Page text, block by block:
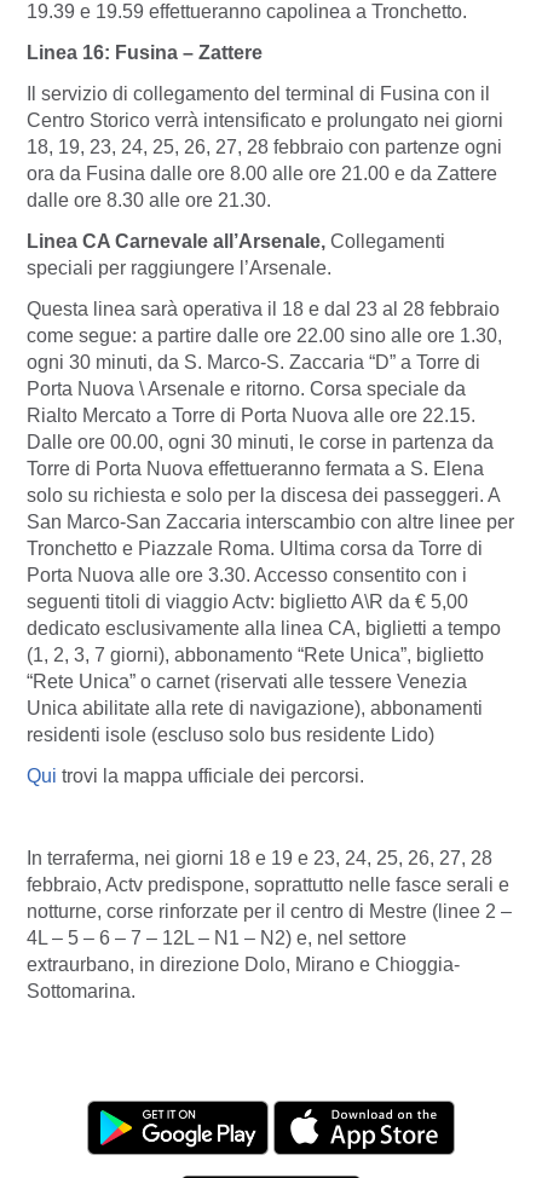
19.39 e 19.59 effettueranno capolinea a Tronchetto.
Linea 16: Fusina – Zattere
Il servizio di collegamento del terminal di Fusina con il
Centro Storico verrà intensificato e prolungato nei giorni
18, 19, 23, 24, 25, 26, 27, 28 febbraio con partenze ogni
ora da Fusina dalle ore 8.00 alle ore 21.00 e da Zattere
dalle ore 8.30 alle ore 21.30.
Linea CA Carnevale all’Arsenale, Collegamenti
speciali per raggiungere l’Arsenale.
Questa linea sarà operativa il 18 e dal 23 al 28 febbraio
come segue: a partire dalle ore 22.00 sino alle ore 1.30,
ogni 30 minuti, da S. Marco-S. Zaccaria “D” a Torre di
Porta Nuova \ Arsenale e ritorno. Corsa speciale da
Rialto Mercato a Torre di Porta Nuova alle ore 22.15.
Dalle ore 00.00, ogni 30 minuti, le corse in partenza da
Torre di Porta Nuova effettueranno fermata a S. Elena
solo su richiesta e solo per la discesa dei passeggeri. A
San Marco-San Zaccaria interscambio con altre linee per
Tronchetto e Piazzale Roma. Ultima corsa da Torre di
Porta Nuova alle ore 3.30. Accesso consentito con i
seguenti titoli di viaggio Actv: biglietto A\R da € 5,00
dedicato esclusivamente alla linea CA, biglietti a tempo
(1, 2, 3, 7 giorni), abbonamento “Rete Unica”, biglietto
“Rete Unica” o carnet (riservati alle tessere Venezia
Unica abilitate alla rete di navigazione), abbonamenti
residenti isole (escluso solo bus residente Lido)
Qui trovi la mappa ufficiale dei percorsi.
In terraferma, nei giorni 18 e 19 e 23, 24, 25, 26, 27, 28
febbraio, Actv predispone, soprattutto nelle fasce serali e
notturne, corse rinforzate per il centro di Mestre (linee 2 –
4L – 5 – 6 – 7 – 12L – N1 – N2) e, nel settore
extraurbano, in direzione Dolo, Mirano e Chioggia-
Sottomarina.